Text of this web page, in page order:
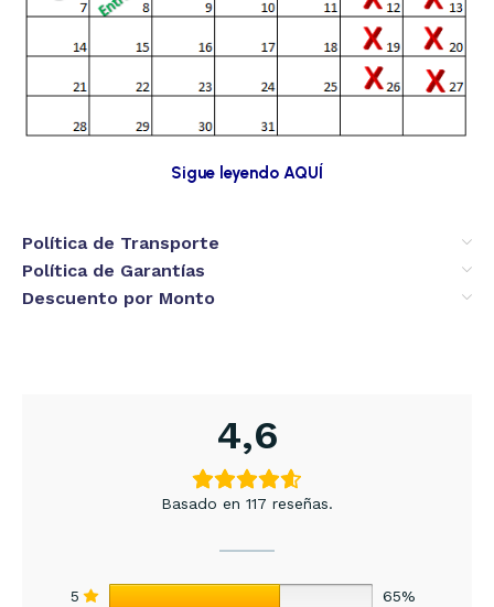
Sigue leyendo AQUÍ
Política de Transporte
Política de Garantías
Descuento por Monto
4,6
Basado en 117 reseñas.
5
65%